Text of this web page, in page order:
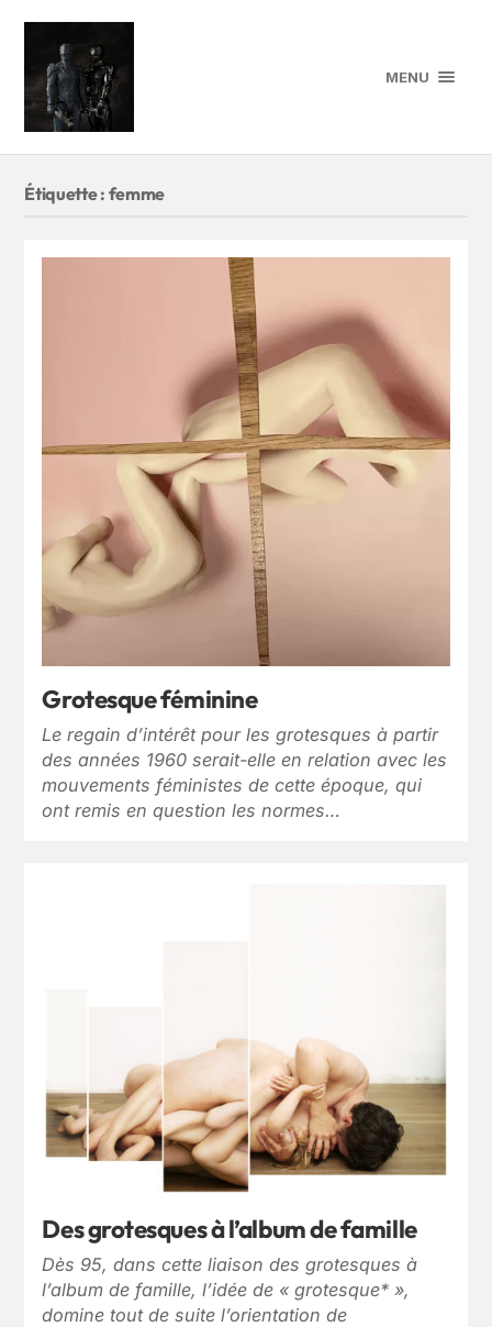
MENU
Étiquette : femme
Grotesque féminine
Le regain d’intérêt pour les grotesques à partir
des années 1960 serait-elle en relation avec les
mouvements féministes de cette époque, qui
ont remis en question les normes…
Des grotesques à l’album de famille
Dès 95, dans cette liaison des grotesques à
l’album de famille, l’idée de « grotesque* »,
domine tout de suite l’orientation de